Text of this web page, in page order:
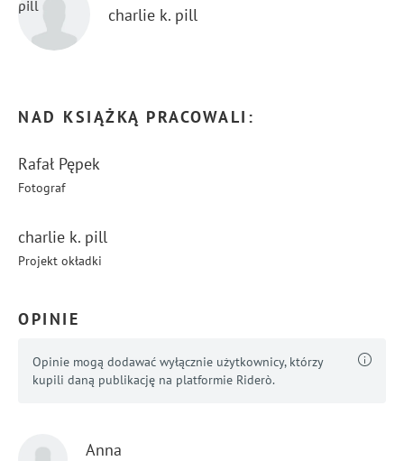
charlie k. pill
NAD KSIĄŻKĄ PRACOWALI:
Rafał Pępek
Fotograf
charlie k. pill
Projekt okładki
OPINIE
Opinie mogą dodawać wyłącznie użytkownicy, którzy
kupili daną publikację na platformie Riderò.
Anna